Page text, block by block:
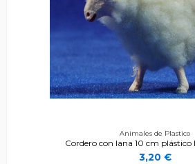
Animales de Plastico
Cordero con lana 10 cm plástico
3,20 €